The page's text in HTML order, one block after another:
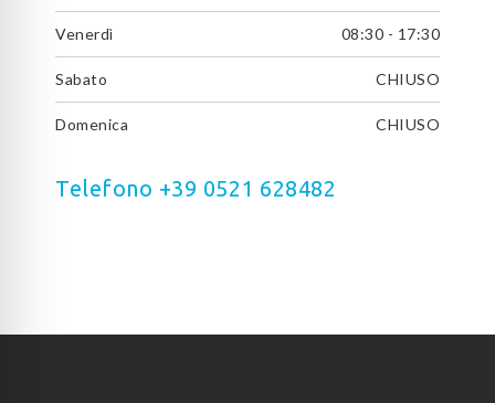
Venerdì 08:30 - 17:30
Sabato CHIUSO
Domenica CHIUSO
Telefono +39 0521 628482